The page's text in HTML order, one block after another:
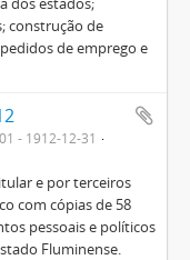
construção de
de emprego e
- 1912-12-31
e por terceiros
com cópias de 58
pessoais e políticos
Fluminense.